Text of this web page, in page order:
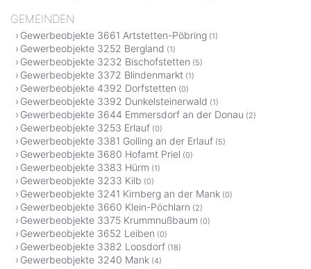
GEMEINDEN
Gewerbeobjekte 3661 Artstetten-Pöbring (1)
Gewerbeobjekte 3252 Bergland (1)
Gewerbeobjekte 3232 Bischofstetten (5)
Gewerbeobjekte 3372 Blindenmarkt (1)
Gewerbeobjekte 4392 Dorfstetten (0)
Gewerbeobjekte 3392 Dunkelsteinerwald (1)
Gewerbeobjekte 3644 Emmersdorf an der Donau (2)
Gewerbeobjekte 3253 Erlauf (0)
Gewerbeobjekte 3381 Golling an der Erlauf (5)
Gewerbeobjekte 3680 Hofamt Priel (0)
Gewerbeobjekte 3383 Hürm (1)
Gewerbeobjekte 3233 Kilb (0)
Gewerbeobjekte 3241 Kirnberg an der Mank (0)
Gewerbeobjekte 3660 Klein-Pöchlarn (2)
Gewerbeobjekte 3375 Krummnußbaum (0)
Gewerbeobjekte 3652 Leiben (0)
Gewerbeobjekte 3382 Loosdorf (18)
Gewerbeobjekte 3240 Mank (4)